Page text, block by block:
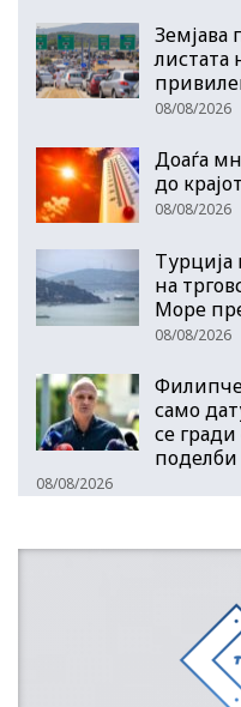
Земјава
листата
08/08/2026
Доаѓа
до
08/08/2026
Турција
на
Море
08/08/2026
само
се
поделби
08/08/2026